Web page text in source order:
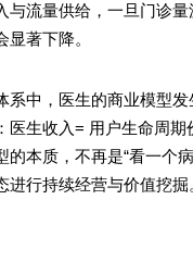
与流量供给，一旦门诊
著下降。
中，医生的商业模型发
医生收入= 用户生命周期
的本质，不再是“看一个
进行持续经营与价值挖